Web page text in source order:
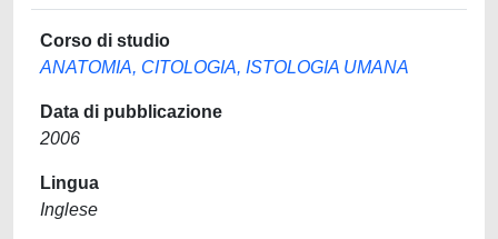
Corso di studio
ANATOMIA, CITOLOGIA, ISTOLOGIA UMANA
Data di pubblicazione
2006
Lingua
Inglese